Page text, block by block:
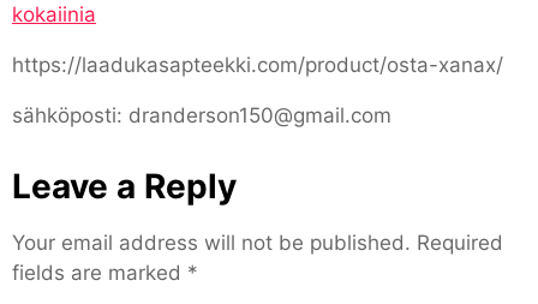
kokaiinia
https://laadukasapteekki.com/product/osta-xanax/
sähköposti: dranderson150@gmail.com
Leave a Reply
Your email address will not be published. Required
fields are marked *